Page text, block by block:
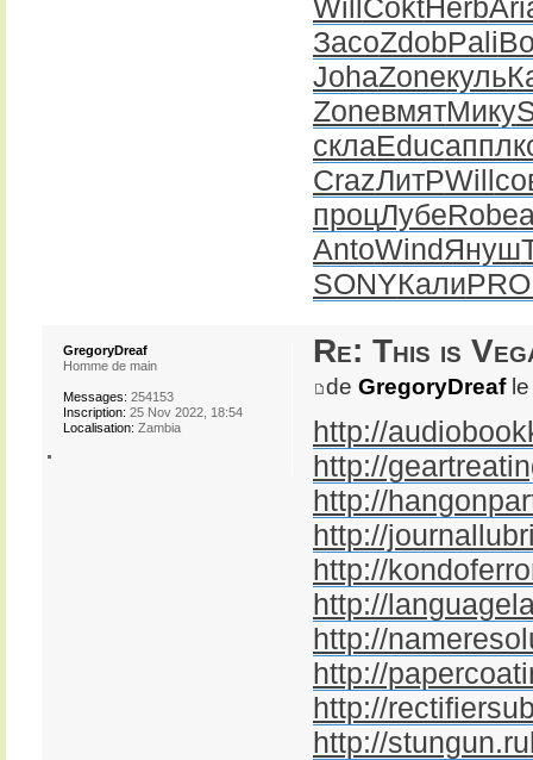
Will CoktHerb
ЗасоZdobPali
JohaZoneкуль
ZoneвмятМику
склаEducаппл
CrazЛитРWill
процЛубеRobe
AntoWind Януш
SONYКали
Re: This is
de GregoryDreafle
http://
http://
http://
http://
http://
http://
http://
http://
http://
http://stungun.ru
GregoryDreaf
Homme de main
Messages: 254153
Inscription: 25 Nov 2022, 18:54
Localisation: Zambia